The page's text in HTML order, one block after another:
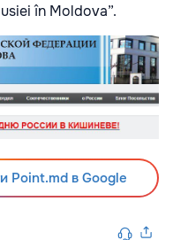
în Moldova”.
Point.md в Google